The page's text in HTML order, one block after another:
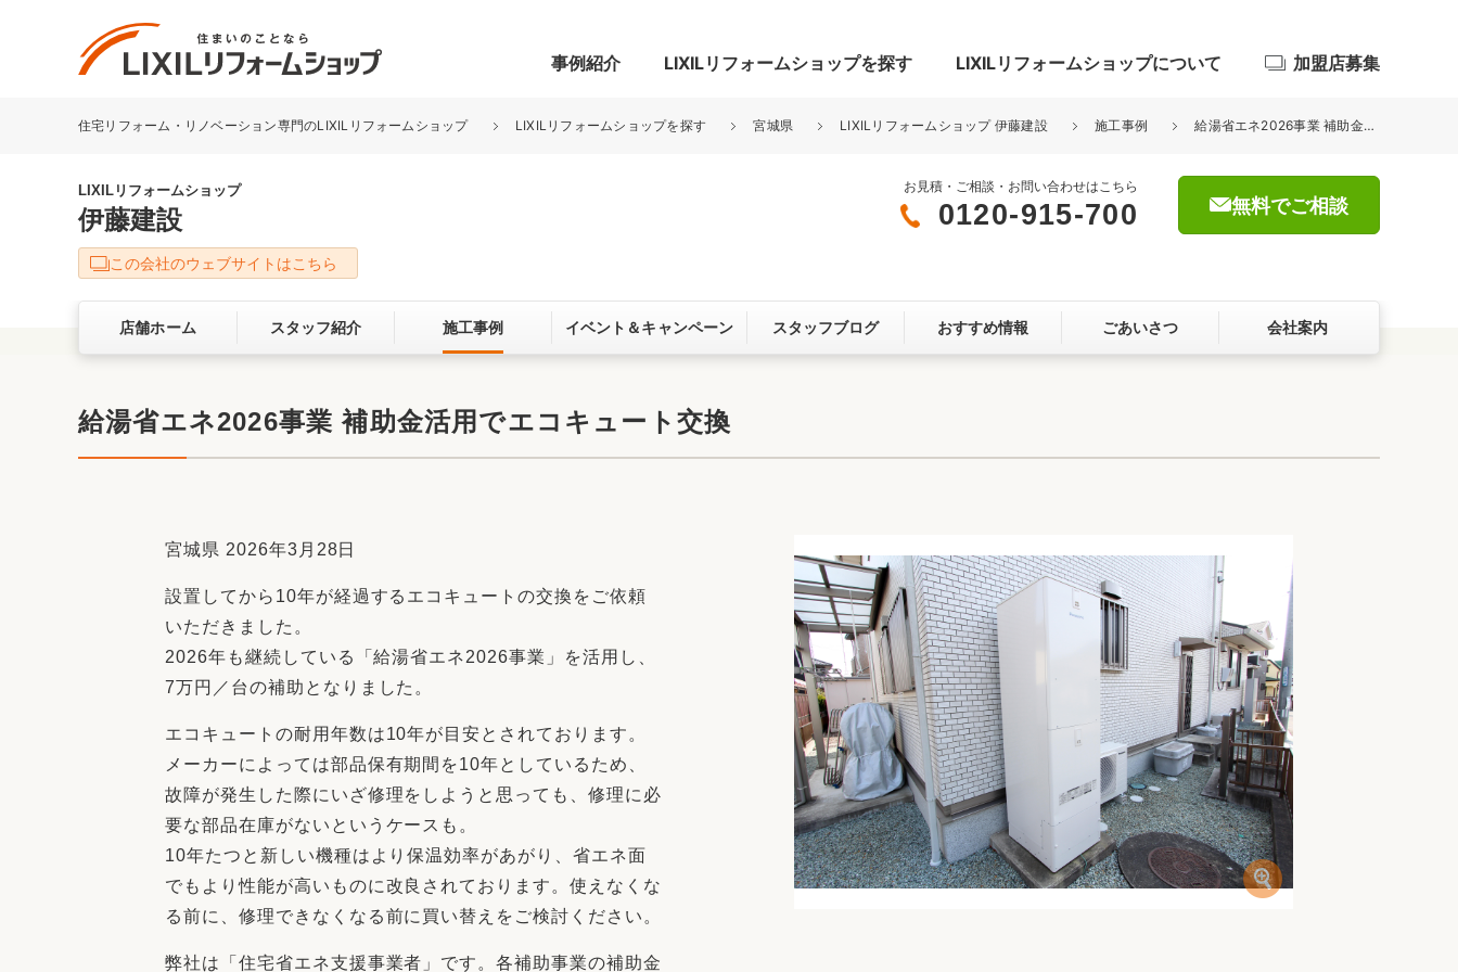
事例紹介
リフォーム事例を探す
キッチン
洗面化粧室 トイレ 玄関まわり 門まわり 屋根・外壁
ベランダ・バルコニー ガーデンスペース カースペース
お客さまの声 3Dシミュレーション
LIXILリフォームショップを探す LIXILリフォームショップについて
LIXILリフォームショップについて
サービス向上・品質改善の取り組み お客さま満足度アンケート
ここちいい暮らしをつくる、価値・性能向上
リフォームアクセル
中古物件探しから性能向上リフォームをワン
ストップ
リフォームお役立ち情報
加盟店募集
住宅リフォーム・リノベーション専門のLIXILリフォームショップ LIXILリフォームショップを探す 宮城県 LIXILリフォームショップ 伊藤建設 施工事例 給湯省エネ2026事業 補助金活用でエコキュート交換
LIXILリフォームショップ
伊藤建設
お見積・ご相談・お問い合わせはこちら
0120-915-700 無料でご相談
この会社のウェブサイトはこちら
店舗ホーム スタッフ紹介 施工事例 イベント＆キャンペーン スタッフブログ おすすめ情報 ごあいさつ 会社案内
給湯省エネ2026事業 補助金活用でエコキュート交換
宮城県 2026年3月28日
設置してから10年が経過するエコキュートの交換をご依頼
いただきました。
2026年も継続している「給湯省エネ2026事業」を活用し、
7万円／台の補助となりました。
エコキュートの耐用年数は10年が目安とされております。
メーカーによっては部品保有期間を10年としているため、
故障が発生した際にいざ修理をしようと思っても、修理に必
要な部品在庫がないというケースも。
10年たつと新しい機種はより保温効率があがり、省エネ面
でもより性能が高いものに改良されております。使えなくな
る前に、修理できなくなる前に買い替えをご検討ください。
弊社は「住宅省エネ支援事業者」です。各補助事業の補助金